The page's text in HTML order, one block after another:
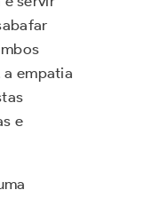
a empatia
e